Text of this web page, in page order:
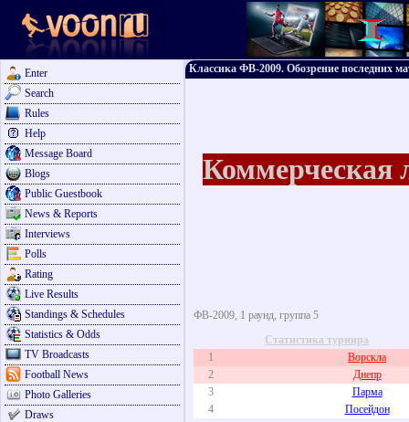
Enter
Search
Rules
Help
Message Board
Blogs
Public Guestbook
News & Reports
Interviews
Polls
Rating
Live Results
Standings & Schedules
Statistics & Odds
TV Broadcasts
Football News
Photo Galleries
Draws
Классика ФВ-2009. Обозрение последних
Коммерческая
ФВ-2009, 1 раунд, группа 5
Статистика турнира
1
Ворскла
2
Днепр
3
Парма
4
Посейдон